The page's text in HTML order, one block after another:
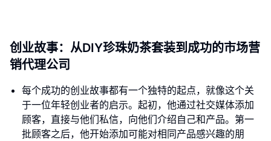
创业故事：从DIY珍珠奶茶套装到成功的市场营
销代理公司
每个成功的创业故事都有一个独特的起点，就像这个关
于一位年轻创业者的启示。起初，他通过社交媒体添加
顾客，直接与他们私信，向他们介绍自己和产品。第一
批顾客之后，他开始添加可能对相同产品感兴趣的朋